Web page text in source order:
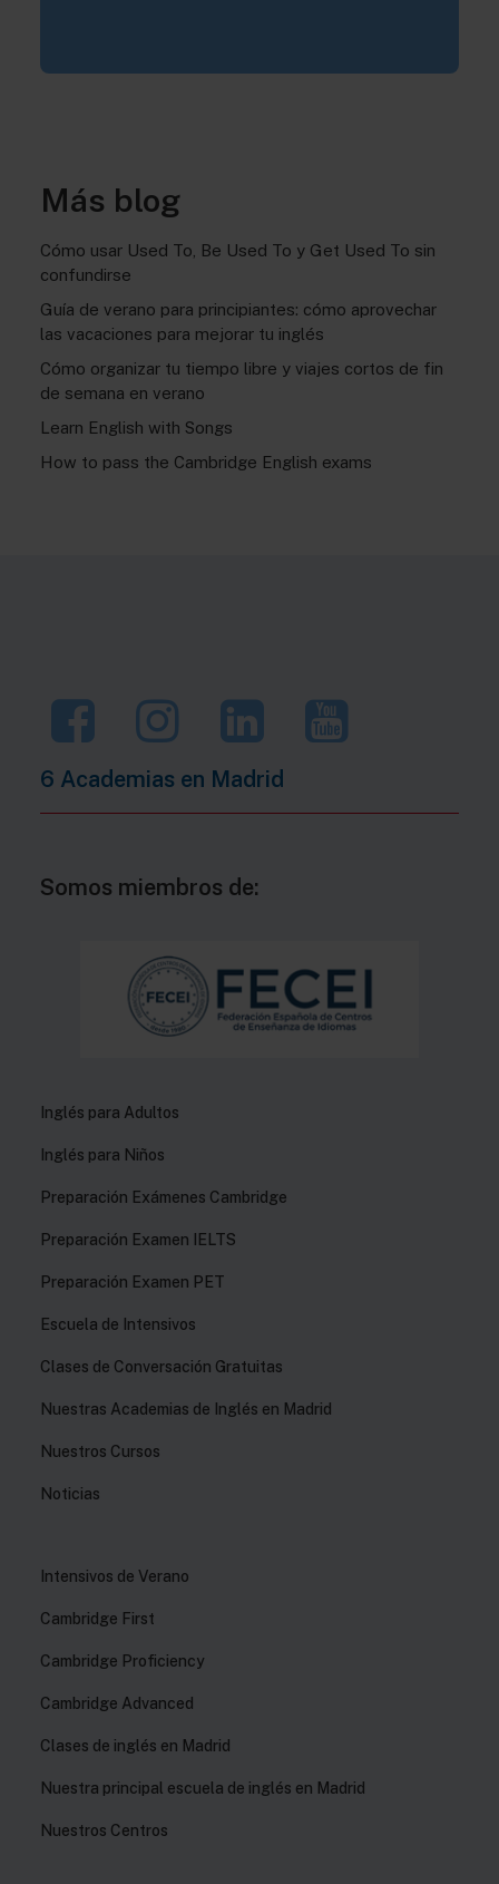
Más blog
Cómo usar Used To, Be Used To y Get Used To sin
confundirse
Guía de verano para principiantes: cómo aprovechar
las vacaciones para mejorar tu inglés
Cómo organizar tu tiempo libre y viajes cortos de fin
de semana en verano
Learn English with Songs
How to pass the Cambridge English exams
6 Academias en Madrid
Somos miembros de:
Inglés para Adultos
Inglés para Niños
Preparación Exámenes Cambridge
Preparación Examen IELTS
Preparación Examen PET
Escuela de Intensivos
Clases de Conversación Gratuitas
Nuestras Academias de Inglés en Madrid
Nuestros Cursos
Noticias
Intensivos de Verano
Cambridge First
Cambridge Proficiency
Cambridge Advanced
Clases de inglés en Madrid
Nuestra principal escuela de inglés en Madrid
Nuestros Centros